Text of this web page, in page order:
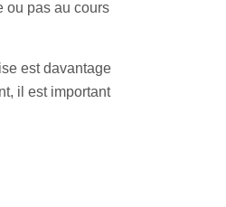
ou pas au cours
est davantage
il est important